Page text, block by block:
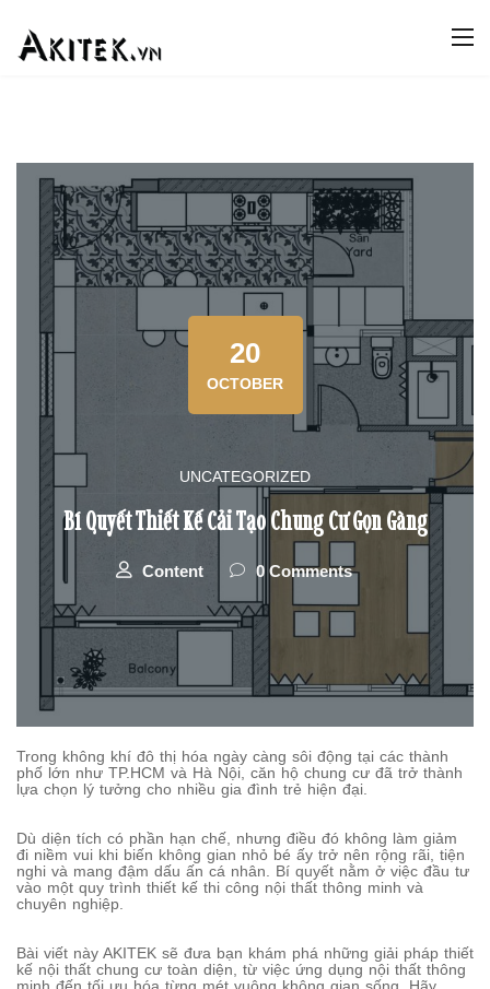
20
OCTOBER
UNCATEGORIZED
Bí Quyết Thiết Kế Cải Tạo Chung Cư Gọn Gàng
Content 0 Comments
Trong không khí đô thị hóa ngày càng sôi động tại các thành
phố lớn như TP.HCM và Hà Nội, căn hộ chung cư đã trở thành
lựa chọn lý tưởng cho nhiều gia đình trẻ hiện đại.
Dù diện tích có phần hạn chế, nhưng điều đó không làm giảm
đi niềm vui khi biến không gian nhỏ bé ấy trở nên rộng rãi, tiện
nghi và mang đậm dấu ấn cá nhân. Bí quyết nằm ở việc đầu tư
vào một quy trình thiết kế thi công nội thất thông minh và
chuyên nghiệp.
Bài viết này AKITEK sẽ đưa bạn khám phá những giải pháp thiết
kế nội thất chung cư toàn diện, từ việc ứng dụng nội thất thông